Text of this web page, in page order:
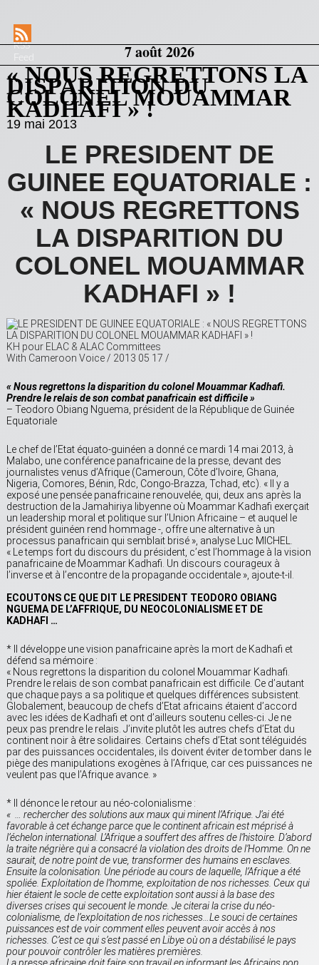
RSS
Feed
7 août 2026
« NOUS REGRETTONS LA
DISPARITION DU
COLONEL MOUAMMAR
KADHAFI » !
19 mai 2013
LE PRESIDENT DE
GUINEE EQUATORIALE :
« NOUS REGRETTONS
LA DISPARITION DU
COLONEL MOUAMMAR
KADHAFI » !
KH pour ELAC & ALAC Committees
With Cameroon Voice / 2013 05 17 /
« Nous regrettons la disparition du colonel Mouammar Kadhafi.
Prendre le relais de son combat panafricain est difficile »
– Teodoro Obiang Nguema, président de la République de Guinée
Equatoriale
Le chef de l’Etat équato-guinéen a donné ce mardi 14 mai 2013, à
Malabo, une conférence panafricaine de la presse, devant des
journalistes venus d’Afrique (Cameroun, Côte d’Ivoire, Ghana,
Nigeria, Comores, Bénin, Rdc, Congo-Brazza, Tchad, etc). « Il y a
exposé une pensée panafricaine renouvelée, qui, deux ans après la
destruction de la Jamahiriya libyenne où Moammar Kadhafi exerçait
un leadership moral et politique sur l’Union Africaine – et auquel le
président guinéen rend hommage -, offre une alternative à un
processus panafricain qui semblait brisé », analyse Luc MICHEL.
« Le temps fort du discours du président, c’est l’hommage à la vision
panafricaine de Moammar Kadhafi. Un discours courageux à
l’inverse et à l’encontre de la propagande occidentale », ajoute-t-il.
ECOUTONS CE QUE DIT LE PRESIDENT TEODORO OBIANG
NGUEMA DE L’AFFRIQUE, DU NEOCOLONIALISME ET DE
KADHAFI …
* Il développe une vision panafricaine après la mort de Kadhafi et
défend sa mémoire :
« Nous regrettons la disparition du colonel Mouammar Kadhafi.
Prendre le relais de son combat panafricain est difficile. Ce d’autant
que chaque pays a sa politique et quelques différences subsistent.
Globalement, beaucoup de chefs d’Etat africains étaient d’accord
avec les idées de Kadhafi et ont d’ailleurs soutenu celles-ci. Je ne
peux pas prendre le relais. J’invite plutôt les autres chefs d’Etat du
continent noir à être solidaires. Certains chefs d’Etat sont téléguidés
par des puissances occidentales, ils doivent éviter de tomber dans le
piège des manipulations exogènes à l’Afrique, car ces puissances ne
veulent pas que l’Afrique avance. »
* Il dénonce le retour au néo-colonialisme :
« … rechercher des solutions aux maux qui minent l’Afrique. J’ai été
favorable à cet échange parce que le continent africain est méprisé à
l’échelon international. L’Afrique a souffert des affres de l’histoire. D’abord
la traite négrière qui a consacré la violation des droits de l’Homme. On ne
saurait, de notre point de vue, transformer des humains en esclaves.
Ensuite la colonisation. Une période au cours de laquelle, l’Afrique a été
spoliée. Exploitation de l’homme, exploitation de nos richesses. Ceux qui
hier étaient le socle de cette exploitation sont aussi à la base des
diverses crises qui secouent le monde. Je citerai la crise du néo-
colonialisme, de l’exploitation de nos richesses…Le souci de certaines
puissances est de voir comment elles peuvent avoir accès à nos
richesses. C’est ce qui s’est passé en Libye où on a déstabilisé le pays
pour pouvoir contrôler les matières premières.